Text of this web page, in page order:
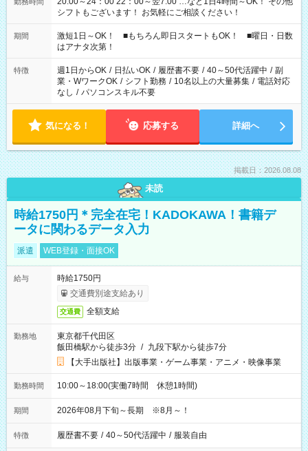
シフトもございます！ お気軽にご相談ください！
期間
激短1日～OK！ ■もちろん即日スタートもOK！ ■曜日・日数
はアナタ次第！
特徴 週1日からOK / 日払いOK / 履歴書不要 / 40～50代活躍中 / 副
業・WワークOK / シフト勤務 / 10名以上の大量募集 / 電話対応
なし / パソコンスキル不要
気になる！ 応募する 詳細へ
掲載日：2026.08.08
未読
時給1750円＊完全在宅！KADOKAWA！書籍デ
ータに関わるデータ入力
派遣 WEB登録・面接OK
給与
時給1750円
交通費別途支給あり
交通費 全額支給
勤務地
東京都千代田区
飯田橋駅から徒歩3分 / 九段下駅から徒歩7分
【大手出版社】出版事業・ゲーム事業・アニメ・映像事業
勤務時間 10:00～18:00(実働7時間 休憩1時間)
期間 2026年08月下旬～長期 ※8月～！
特徴 履歴書不要 / 40～50代活躍中 / 服装自由